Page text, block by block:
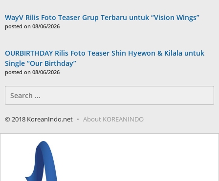
WayV Rilis Foto Teaser Grup Terbaru untuk “Vision Wings”
posted on 08/06/2026
OURBIRTHDAY Rilis Foto Teaser Shin Hyewon & Kilala untuk
Single “Our Birthday”
posted on 08/06/2026
for:
© 2018 KoreanIndo.net About KOREANINDO